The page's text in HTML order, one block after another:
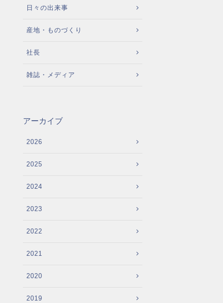
日々の出来事
産地・ものづくり
社長
雑誌・メディア
アーカイブ
2026
2025
2024
2023
2022
2021
2020
2019